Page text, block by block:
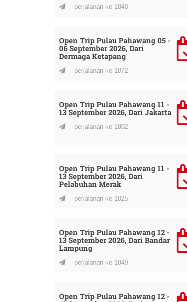
perjalanan ke 1848
Open Trip Pulau Pahawang 05 -
06 September 2026, Dari
Dermaga Ketapang
perjalanan ke 1872
Open Trip Pulau Pahawang 11 -
13 September 2026, Dari Jakarta
perjalanan ke 1802
Open Trip Pulau Pahawang 11 -
13 September 2026, Dari
Pelabuhan Merak
perjalanan ke 1825
Open Trip Pulau Pahawang 12 -
13 September 2026, Dari Bandar
Lampung
perjalanan ke 1849
Open Trip Pulau Pahawang 12 -